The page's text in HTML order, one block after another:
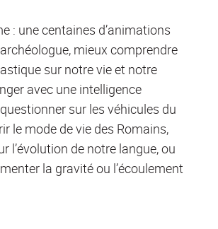
: une centaines d’animations
mieux comprendre
sur notre vie et notre
avec une intelligence
sur les véhicules du
le mode de vie des Romains,
l’évolution de notre langue, ou
la gravité ou l’écoulement